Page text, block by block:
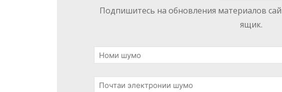
Подпишитесь на обновления материалов
ящик.